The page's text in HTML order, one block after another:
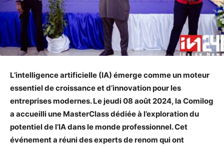
L’intelligence artificielle (IA) émerge comme un moteur
essentiel de croissance et d’innovation pour les
entreprises modernes. Le jeudi 08 août 2024, la Comilog
a accueilli une MasterClass dédiée à l’exploration du
potentiel de l’IA dans le monde professionnel. Cet
événement a réuni des experts de renom qui ont